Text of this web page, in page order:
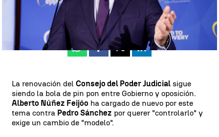
Miriam Vázquez
Publicado:
05 de diciembre de 2023, 12:05
WhatsappFacebook
X Linkedin
La renovación del Consejo del Poder Judicial sigue
siendo la bola de pin pon entre Gobierno y oposición.
Alberto Núñez Feijóo ha cargado de nuevo por este
tema contra Pedro Sánchez por querer "controlarlo" y
exige un cambio de "modelo".